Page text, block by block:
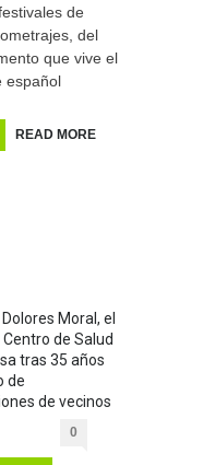
de
del
que vive el
español
READ MORE
Moral, el
de Salud
tras 35 años
de
de vecinos
0